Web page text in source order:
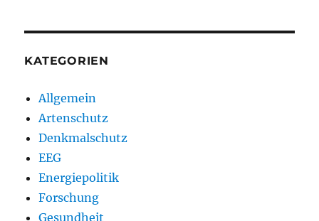
KATEGORIEN
Allgemein
Artenschutz
Denkmalschutz
EEG
Energiepolitik
Forschung
Gesundheit